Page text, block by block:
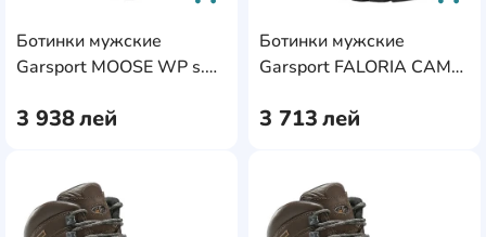
Ботинки мужские
Garsport MOOSE WP s.44
3 938лей
AddCardToCart
Ботинки мужские
Garsport FALORIA CAMO
3 713лей
AddCardToFavourite